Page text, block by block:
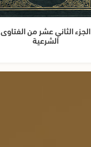
الجزء الثاني عشر من الفتاوى
الشرعية